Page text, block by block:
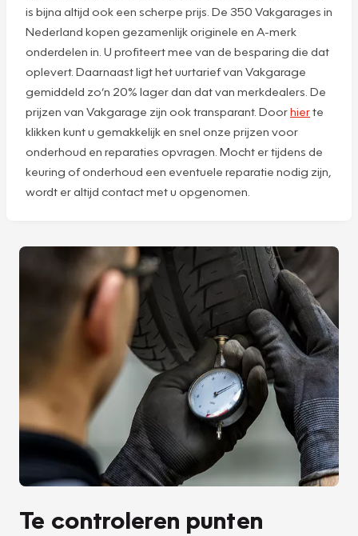
is bijna altijd ook een scherpe prijs. De 350 Vakgarages in
Nederland kopen gezamenlijk originele en A-merk
onderdelen in. U profiteert mee van de besparing die dat
oplevert. Daarnaast ligt het uurtarief van Vakgarage
gemiddeld zo’n 20% lager dan dat van merkdealers. De
prijzen van Vakgarage zijn ook transparant. Doorhierte
klikken kunt u gemakkelijk en snel onze prijzen voor
onderhoud en reparaties opvragen. Mocht er tijdens de
keuring of onderhoud een eventuele reparatie nodig zijn,
wordt er altijd contact met u opgenomen.
Te controleren punten